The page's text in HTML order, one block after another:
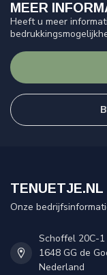
MEER
Heeft u meer
TENUETJE.NL
Onze
Schoffel 20C-1
1648 GG de
Nederland